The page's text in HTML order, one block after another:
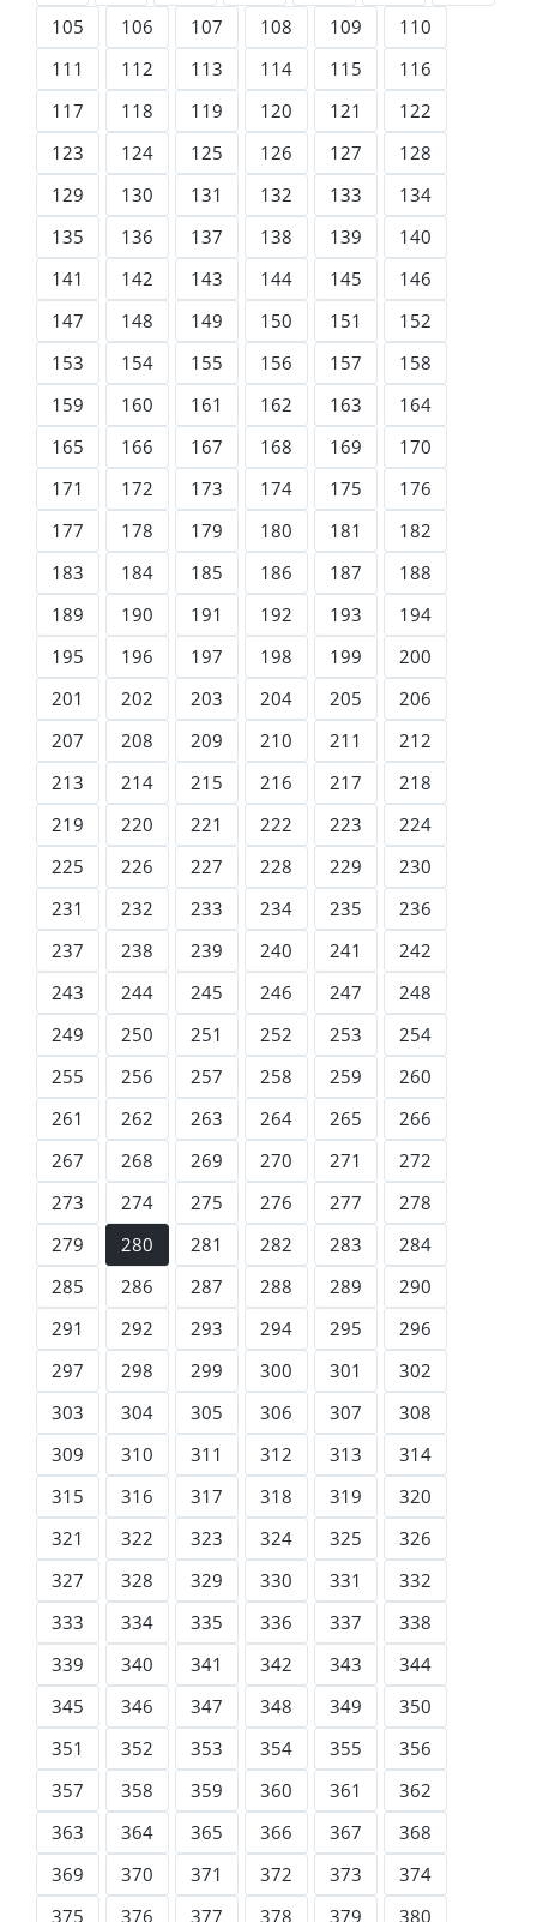
105
106 107 108 109
110
111
112 113 114 115
116
117
118 119 120 121
122
123
124 125 126 127
128
129
130 131 132 133
134
135
136 137 138 139
140
141
142 143 144 145
146
147
148 149 150 151
152
153
154 155 156 157
158
159
160 161 162 163
164
165
166 167 168 169
170
171
172 173 174 175
176
177
178 179 180 181
182
183
184 185 186 187
188
189
190 191 192 193
194
195
196 197 198 199
200
201
202 203 204 205
206
207
208 209 210 211
212
213
214 215 216 217
218
219
220 221 222 223
224
225
226 227 228 229
230
231
232 233 234 235
236
237
238 239 240 241
242
243
244 245 246 247
248
249
250 251 252 253
254
255
256 257 258 259
260
261
262 263 264 265
266
267
268 269 270 271
272
273
274 275 276 277
278
279
280 281 282 283
284
285
286 287 288 289
290
291
292 293 294 295
296
297
298 299 300 301
302
303
304 305 306 307
308
309
310 311 312 313
314
315
316 317 318 319
320
321
322 323 324 325
326
327
328 329 330 331
332
333
334 335 336 337
338
339
340 341 342 343
344
345
346 347 348 349
350
351
352 353 354 355
356
357
358 359 360 361
362
363
364 365 366 367
368
369
370 371 372 373
374
375
376 377 378 379 380